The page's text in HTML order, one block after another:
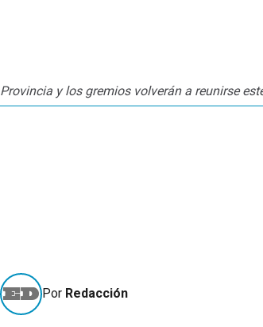
Provincia y los gremios volverán a reunirse
Por Redacción